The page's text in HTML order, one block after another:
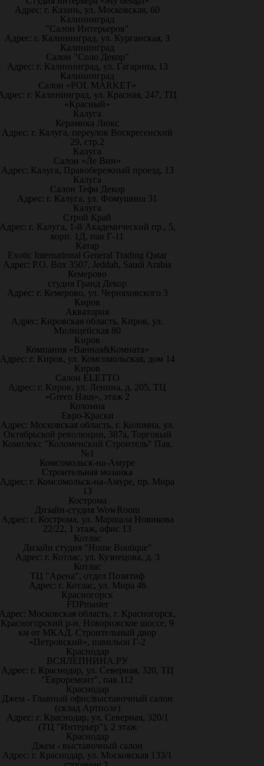
Адрес: г. Казань, ул. Московская, 60
Калининград
"Салон Интерьеров"
Адрес: г. Калининград, ул. Курганская, 3
Калининград
Салон "Соло Декор"
Адрес: г. Калининград, ул. Гагарина, 13
Калининград
Салон «POL MARKET»
г. Калининград, ул. Красная, 247, ТЦ
«Красный»
Калуга
Керамика Люкс
Адрес: г. Калуга, переулок Воскресенский
29, стр.2
Калуга
Салон «Ле Вин»
Адрес: Калуга, Правобережный проезд, 13
Калуга
Салон Тефи Декор
Адрес: г. Калуга, ул. Фомушина 31
Калуга
Строй Край
г. Калуга, 1-й Академический пр., 5,
корп. 1Д, пав Г-11
Катар
Exotic International General Trading Qatar
Адрес: P.O. Box 3507, Jeddah, Saudi Arabia
Кемерово
студия Гранд Декор
Адрес: г. Кемерово, ул. Черняховского 3
Киров
Акватория
Адрес: Кировская область, Киров, ул.
Милицейская 80
Киров
Компания «Ванная&Комната»
Адрес: г. Киров, ул. Комсомольская, дом 14
Киров
Салон ELETTO
Адрес: г. Киров, ул. Ленина, д. 205, ТЦ
«Green Haus», этаж 2
Коломна
Евро-Краски
Адрес: Московская область, г. Коломна, ул.
Октябрьской революции, 387а, Торговый
Комплекс "Коломенский Строитель" Пав.
№1
Комсомольск-на-Амуре
Строительная мозаика
Адрес: г. Комсомольск-на-Амуре, пр. Мира
13
Кострома
Дизайн-студия WowRoom
Адрес: г. Кострома, ул. Маршала Новикова
22/22, 1 этаж, офис 13
Котлас
Дизайн студия "Home Boutique"
Адрес: г. Котлас, ул. Кузнецова, д. 3
Котлас
ТЦ "Арена", отдел Позитиф
Адрес: г. Котлас, ул. Мира 46
Красногорск
FDPmaster
Московская область, г. Красногорск,
Красногорский р-н, Новорижское шоссе, 9
км от МКАД. Строительный двор
«Петровский», павильон Г-2
Краснодар
ВСЯЛЕПНИНА.РУ
Адрес: г. Краснодар, ул. Северная, 320, ТЦ
"Евроремонт", пав.112
Краснодар
Джем - Главный офис/выставочный салон
(склад Артполе)
Адрес: г. Краснодар, ул. Северная, 320/1
(ТЦ "Интерьер"), 2 этаж
Краснодар
Джем - выставочный салон
Адрес: г. Краснодар, ул. Московская 133/1